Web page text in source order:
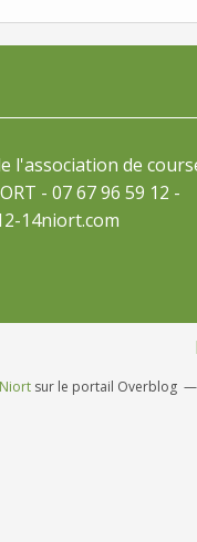
l'association de
- 07 67 96 59 12 -
14niort.com
sur le portail Overblog